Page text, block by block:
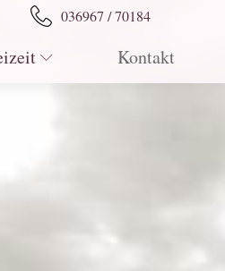
036967 / 70184
Kontakt